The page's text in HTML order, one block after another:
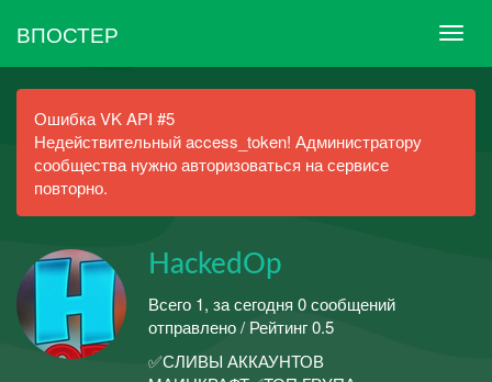
ВПОСТЕР
Ошибка VK API #5
Недействительный access_token! Администратору
сообщества нужно авторизоваться на сервисе
повторно.
HackedOp
Всего 1, за сегодня 0 сообщений
отправлено / Рейтинг 0.5
✅СЛИВЫ АККАУНТОВ